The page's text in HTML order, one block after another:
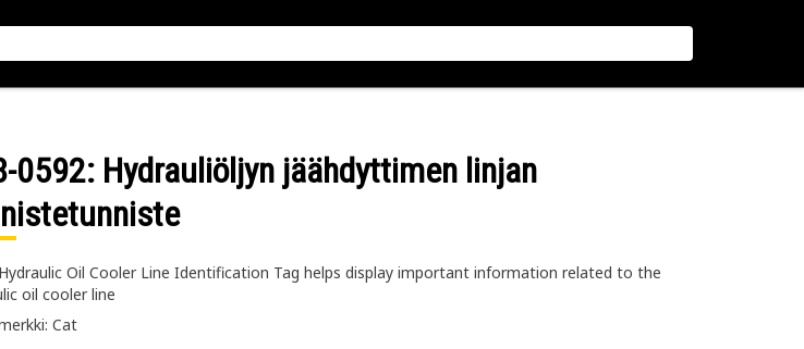
0592: Hydrauliöljyn jäähdyttimen linjan
Oil Cooler Line Identification Tag helps display important information related to the
oil cooler line
Cat